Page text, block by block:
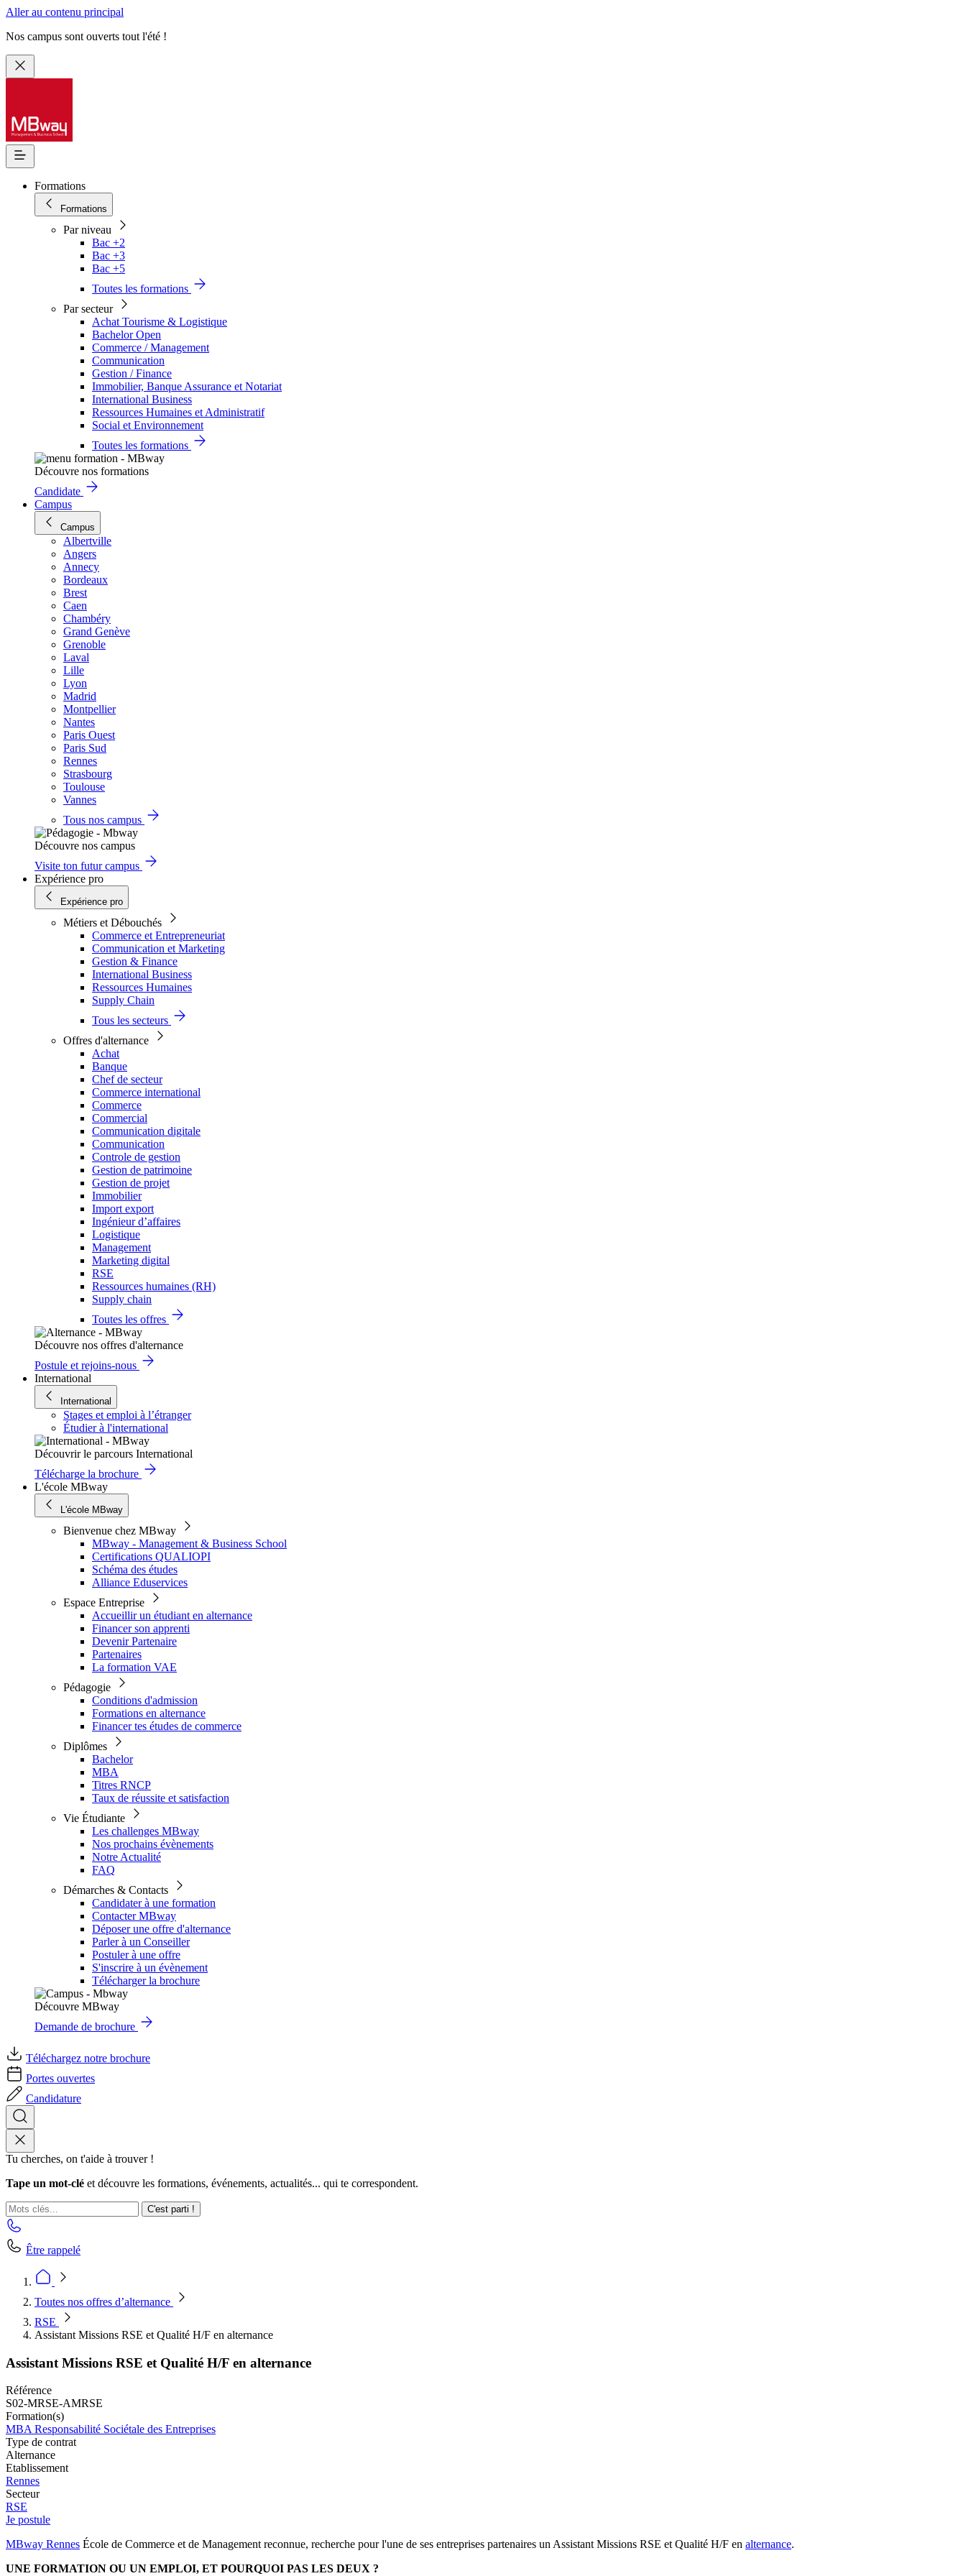
Aller au contenu principal
Nos campus sont ouverts tout l'été !
Formations
Formations
Par niveau
Bac +2
Bac +3
Bac +5
Toutes les formations
Par secteur
Achat Tourisme & Logistique
Bachelor Open
Commerce / Management
Communication
Gestion / Finance
Immobilier, Banque Assurance et Notariat
International Business
Ressources Humaines et Administratif
Social et Environnement
Toutes les formations
Découvre nos formations
Candidate
Campus
Campus
Albertville
Angers
Annecy
Bordeaux
Brest
Caen
Chambéry
Grand Genève
Grenoble
Laval
Lille
Lyon
Madrid
Montpellier
Nantes
Paris Ouest
Paris Sud
Rennes
Strasbourg
Toulouse
Vannes
Tous nos campus
Découvre nos campus
Visite ton futur campus
Expérience pro
Expérience pro
Métiers et Débouchés
Commerce et Entrepreneuriat
Communication et Marketing
Gestion & Finance
International Business
Ressources Humaines
Supply Chain
Tous les secteurs
Offres d'alternance
Achat
Banque
Chef de secteur
Commerce international
Commerce
Commercial
Communication digitale
Communication
Controle de gestion
Gestion de patrimoine
Gestion de projet
Immobilier
Import export
Ingénieur d’affaires
Logistique
Management
Marketing digital
RSE
Ressources humaines (RH)
Supply chain
Toutes les offres
Découvre nos offres d'alternance
Postule et rejoins-nous
International
International
Stages et emploi à l’étranger
Étudier à l'international
Découvrir le parcours International
Télécharge la brochure
L'école MBway
L'école MBway
Bienvenue chez MBway
MBway - Management & Business School
Certifications QUALIOPI
Schéma des études
Alliance Eduservices
Espace Entreprise
Accueillir un étudiant en alternance
Financer son apprenti
Devenir Partenaire
Partenaires
La formation VAE
Pédagogie
Conditions d'admission
Formations en alternance
Financer tes études de commerce
Diplômes
Bachelor
MBA
Titres RNCP
Taux de réussite et satisfaction
Vie Étudiante
Les challenges MBway
Nos prochains évènements
Notre Actualité
FAQ
Démarches & Contacts
Candidater à une formation
Contacter MBway
Déposer une offre d'alternance
Parler à un Conseiller
Postuler à une offre
S'inscrire à un évènement
Télécharger la brochure
Découvre MBway
Demande de brochure
Téléchargez notre brochure
Portes ouvertes
Candidature
Tu cherches, on t'aide à trouver !
Tape un mot-clé et découvre les formations, événements, actualités... qui te correspondent.
C'est parti !
Être rappelé
Toutes nos offres d’alternance
RSE
Assistant Missions RSE et Qualité H/F en alternance
Assistant Missions RSE et Qualité H/F en alternance
Référence
S02-MRSE-AMRSE
Formation(s)
MBA Responsabilité Sociétale des Entreprises
Type de contrat
Alternance
Etablissement
Rennes
Secteur
RSE
Je postule
MBway Rennes École de Commerce et de Management reconnue, recherche pour l'une de ses entreprises partenaires un Assistant Missions RSE et Qualité H/F en alternance.
UNE FORMATION OU UN EMPLOI, ET POURQUOI PAS LES DEUX ?